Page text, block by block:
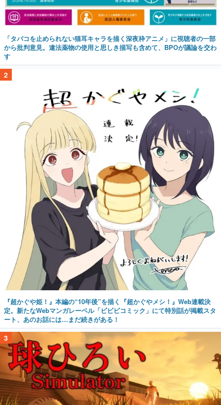
「タバコを止められない猫耳キャラを描く深夜枠アニメ」に視聴者の一部
から批判意見。違法薬物の使用と思しき描写も含めて、BPOが議論を交わ
す
2
『超かぐや姫！』本編の“10年後”を描く『超かぐやメシ！』Web連載決
定。新たなWebマンガレーベル「ビビビコミック」にて特別話が掲載スタ
ート、あのお話には…まだ続きがある！
3